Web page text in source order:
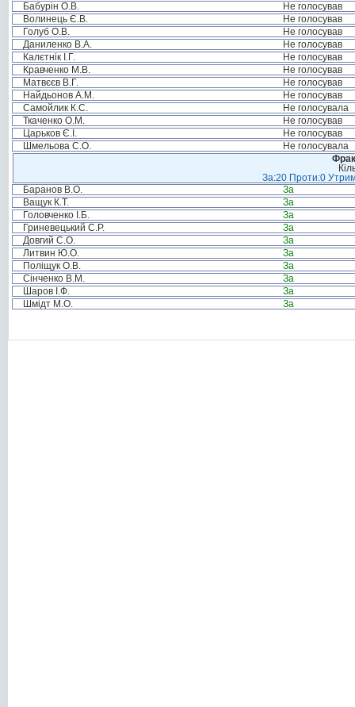
Бабурін О.В.
Не голосував
Волинець Є.В.
Не голосував
Голуб О.В.
Не голосував
Даниленко В.А.
Не голосував
Калєтнік І.Г.
Не голосував
Кравченко М.В.
Не голосував
Матвєєв В.Г.
Не голосував
Найдьонов А.М.
Не голосував
Самойлик К.С.
Не голосувала
Ткаченко О.М.
Не голосував
Царьков Є.І.
Не голосував
Шмельова С.О.
Не голосувала
За:20 Проти:0
Баранов В.О.
За
Ващук К.Т.
За
Головченко І.Б.
За
Гриневецький С.Р.
За
Довгий С.О.
За
Литвин Ю.О.
За
Поліщук О.В.
За
Сінченко В.М.
За
Шаров І.Ф.
За
Шмідт М.О.
За